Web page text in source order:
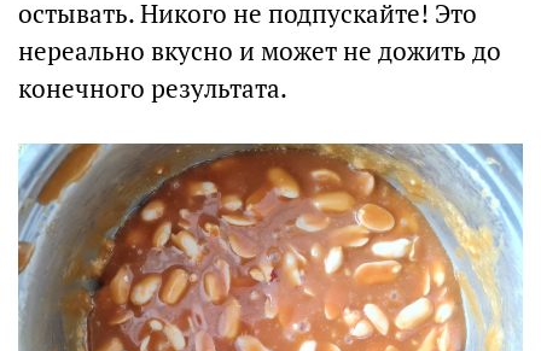
остывать. Никого не подпускайте! Это
нереально вкусно и может не дожить до
конечного результата.